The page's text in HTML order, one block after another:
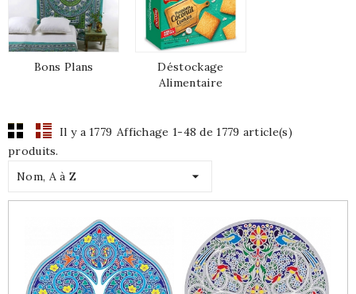
Bons Plans
Déstockage
Alimentaire
Il y a 1779
produits.
Nom, A à Z

Affichage 1-48 de 1779 article(s)